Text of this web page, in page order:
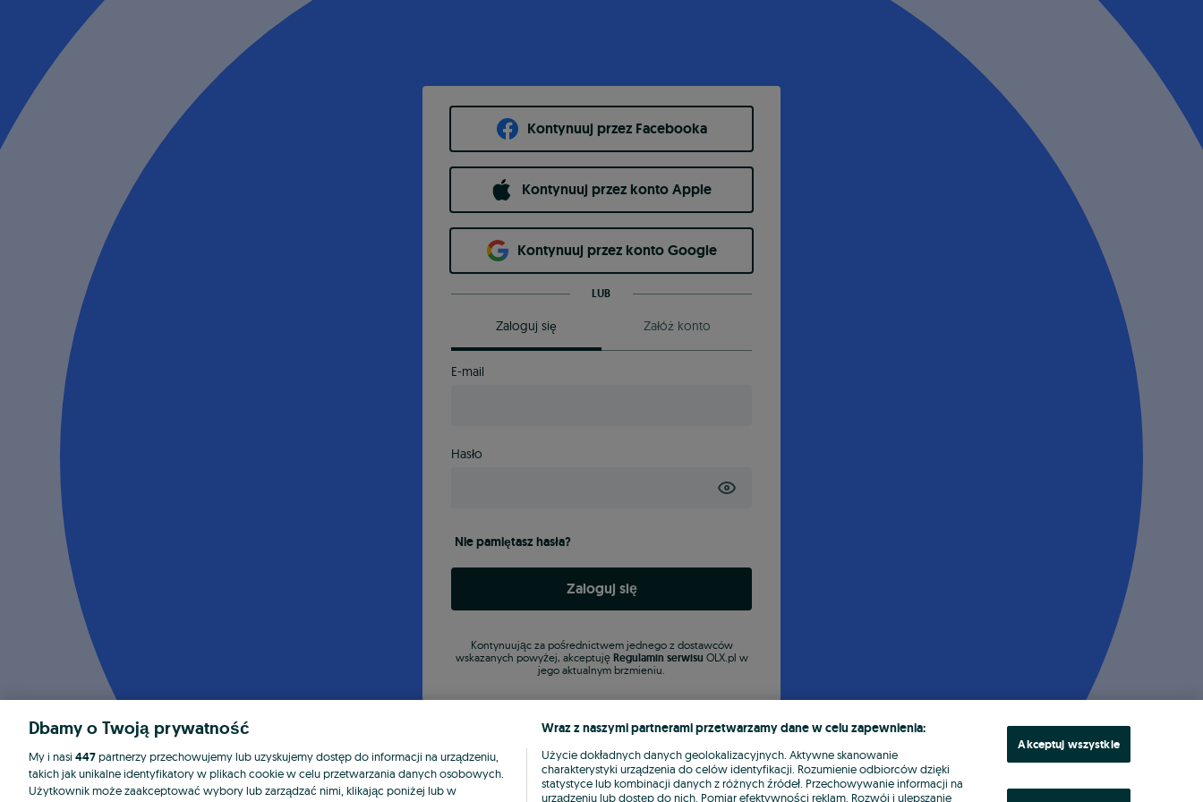
Kontynuuj przez Facebooka
Kontynuuj przez konto Apple
Kontynuuj przez konto Google
LUB
Zaloguj się Załóż konto
E-mail
Hasło
Nie pamiętasz hasła?
Zaloguj się
Kontynuując za pośrednictwem jednego z dostawców
wskazanych powyżej, akceptuję Regulamin serwisu OLX.pl w
jego aktualnym brzmieniu.
Dbamy o Twoją prywatność
My i nasi 447partnerzy przechowujemy lub uzyskujemy dostęp do informacji na urządzeniu,
takich jak unikalne identyfikatory w plikach cookie w celu przetwarzania danych osobowych.
Użytkownik może zaakceptować wybory lub zarządzać nimi, klikając poniżej lub w
Wraz z naszymi partnerami przetwarzamy dane w celu zapewnienia:
Użycie dokładnych danych geolokalizacyjnych. Aktywne skanowanie
charakterystyki urządzenia do celów identyfikacji. Rozumienie odbiorców dzięki
statystyce lub kombinacji danych z różnych źródeł. Przechowywanie informacji na
urządzeniu lub dostęp do nich. Pomiar efektywności reklam. Rozwój i ulepszanie
Akceptuj wszystkie